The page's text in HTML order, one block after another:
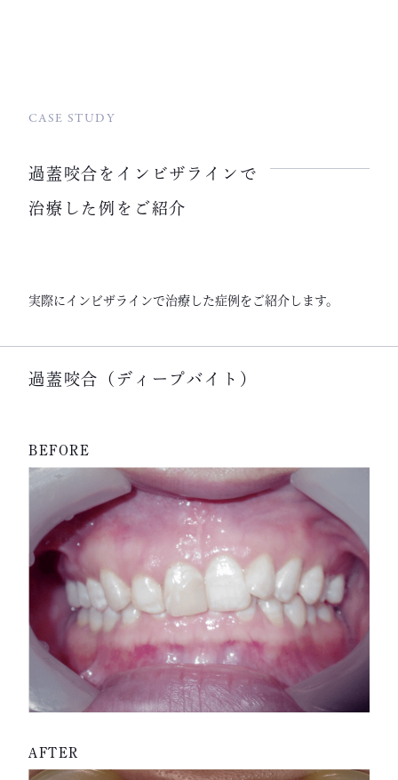
CASE STUDY
過蓋咬合をインビザラインで
治療した例をご紹介
実際にインビザラインで治療した症例をご紹介します。
過蓋咬合（ディープバイト）
BEFORE
AFTER